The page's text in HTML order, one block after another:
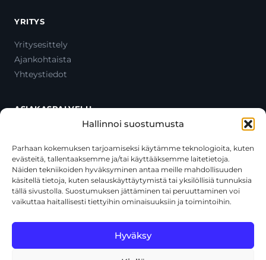
Hallinnoi suostumusta
Parhaan kokemuksen tarjoamiseksi käytämme teknologioita, kuten
evästeitä, tallentaaksemme ja/tai käyttääksemme laitetietoja.
Näiden tekniikoiden hyväksyminen antaa meille mahdollisuuden
käsitellä tietoja, kuten selauskäyttäytymistä tai yksilöllisiä tunnuksia
tällä sivustolla. Suostumuksen jättäminen tai peruuttaminen voi
vaikuttaa haitallisesti tiettyihin ominaisuuksiin ja toimintoihin.
Hyväksy
YRITYS
Yritysesittely
Ajankohtaista
Yhteystiedot
ASIAKASPALVELU
Oma tili
Maksutavat
Toimitustavat
Usein kysytyt kysymykset
+358 44 270 3795
asiakaspalvelu@toolcat.fi